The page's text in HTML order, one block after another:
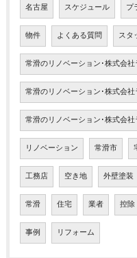
名古屋 スケジュール プ
物件 よくある質問 スタ
常滑のリノベーション･株式会
常滑のリノベーション･株式会
常滑のリノベーション･株式会
リノベーション 常滑市
工務店 空き地 外壁塗装
常滑 住宅 業者 控除
事例 リフォーム